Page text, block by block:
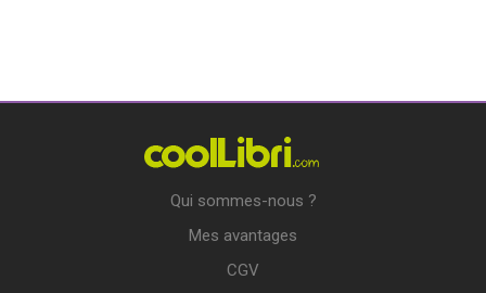
Qui sommes-nous ?
Mes avantages
CGV